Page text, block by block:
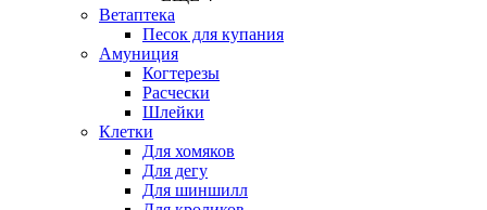
Ветаптека
Песок для купания
Амуниция
Когтерезы
Расчески
Шлейки
Клетки
Для хомяков
Для дегу
Для шиншилл